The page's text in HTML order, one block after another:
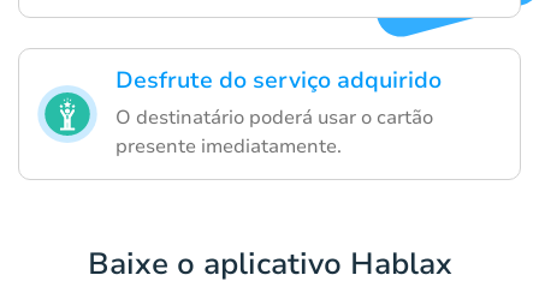
Desfrute do serviço adquirido
O destinatário poderá usar o cartão
presente imediatamente.
Baixe o aplicativo Hablax